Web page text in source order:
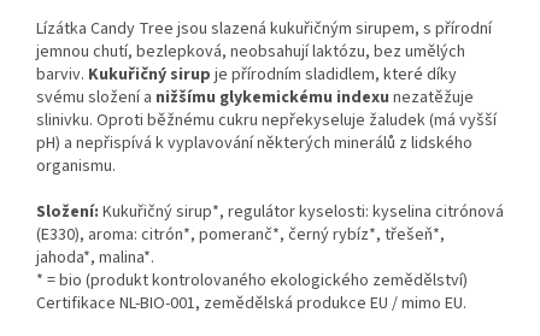
Lízátka Candy Tree jsou slazená kukuřičným sirupem, s přírodní
jemnou chutí, bezlepková, neobsahují laktózu, bez umělých
barviv. Kukuřičný sirup je přírodním sladidlem, které díky
svému složení a nižšímu glykemickému indexu nezatěžuje
slinivku. Oproti běžnému cukru nepřekyseluje žaludek (má vyšší
pH) a nepřispívá k vyplavování některých minerálů z lidského
organismu.
Složení: Kukuřičný sirup*, regulátor kyselosti: kyselina citrónová
(E330), aroma: citrón*, pomeranč*, černý rybíz*, třešeň*,
jahoda*, malina*.
* = bio (produkt kontrolovaného ekologického zemědělství)
Certifikace NL-BIO-001, zemědělská produkce EU / mimo EU.